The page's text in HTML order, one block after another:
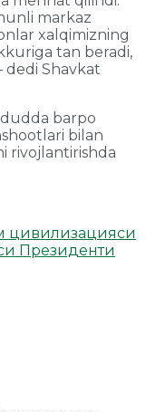
markaz
xalqimizning
tan beradi,
dedi Shavkat
barpo
bilan
rivojlantirishda
цивилизацияси
Президенти